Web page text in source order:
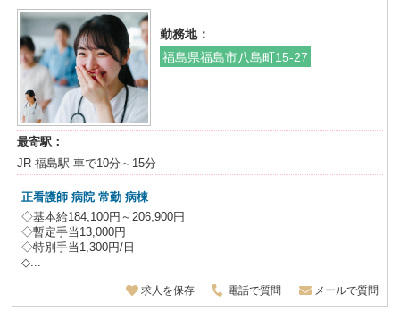
勤務地：
福島県福島市八島町15-27
最寄駅：
JR 福島駅 車で10分～15分
正看護師 病院 常勤 病棟
◇基本給184,100円～206,900円
◇暫定手当13,000円
◇特別手当1,300円/日
◇...
求人を保存 電話で質問 メールで質問